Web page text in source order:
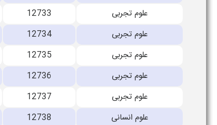
علوم تجربی
12733
علوم تجربی
12734
علوم تجربی
12735
علوم تجربی
12736
علوم تجربی
12737
علوم انسانی
12738